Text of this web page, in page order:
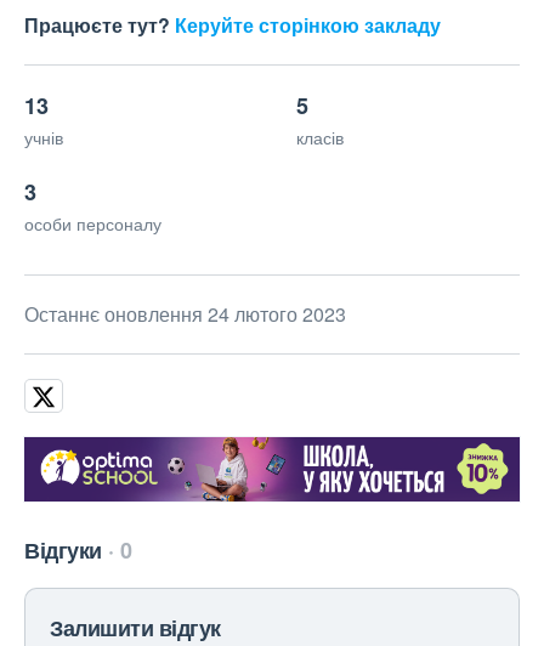
Працюєте тут? Керуйте сторінкою закладу
13
учнів
5
класів
3
особи персоналу
Останнє оновлення 24 лютого 2023
Відгуки 0
Залишити відгук